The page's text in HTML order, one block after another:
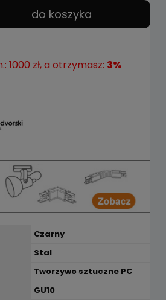
do koszyka
1000 zł, a otrzymasz: 3%
Czarny
Stal
Tworzywo sztuczne PC
GU10